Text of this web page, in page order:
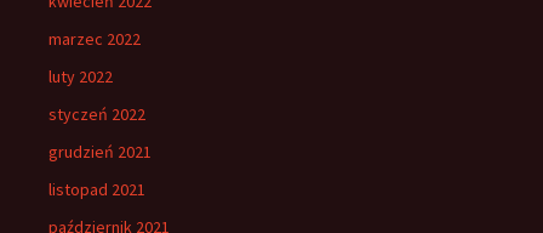
marzec 2022
luty 2022
styczeń 2022
grudzień 2021
listopad 2021
październik 2021